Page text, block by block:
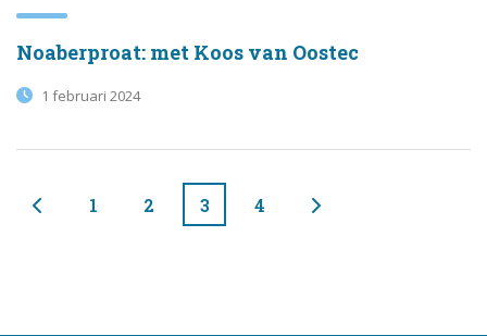
Noaberproat: met Koos van Oostec
1 februari 2024
1 2 3 4